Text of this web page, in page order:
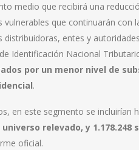
medio que recibirá una
que continuarán con
entes y
Identificación Nacional
por un menor nivel de
.
en este segmento se incluirían
relevado, y
oficial.